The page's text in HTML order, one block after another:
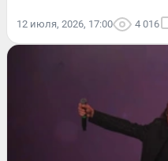
12 июля, 2026, 17:00 4 016